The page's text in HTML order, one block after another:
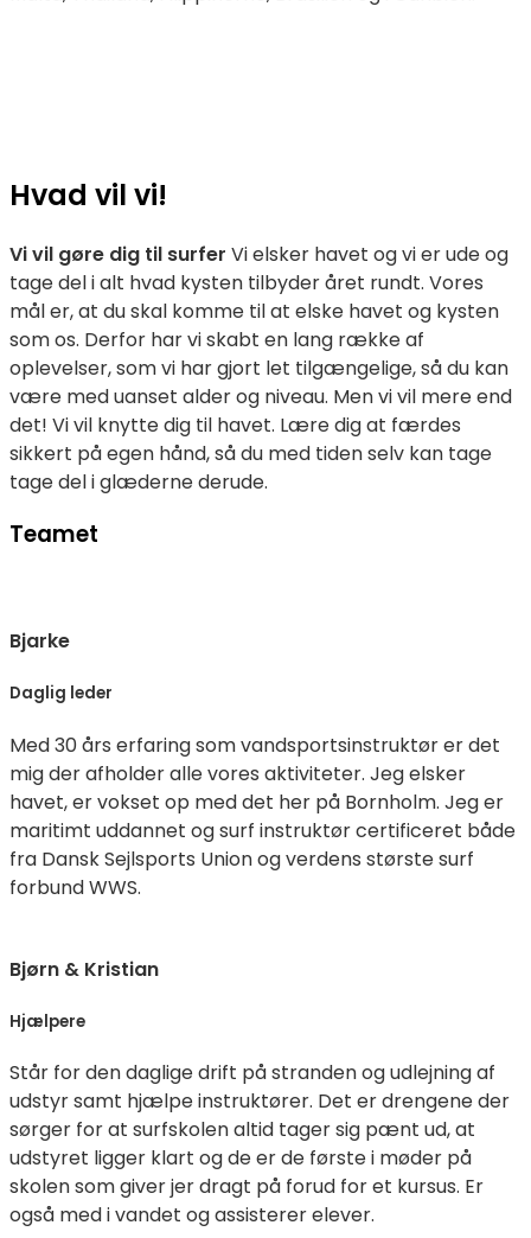
Hvad vil vi!
Vi vil gøre dig til surfer Vi elsker havet og vi er ude og
tage del i alt hvad kysten tilbyder året rundt. Vores
mål er, at du skal komme til at elske havet og kysten
som os. Derfor har vi skabt en lang række af
oplevelser, som vi har gjort let tilgængelige, så du kan
være med uanset alder og niveau. Men vi vil mere end
det! Vi vil knytte dig til havet. Lære dig at færdes
sikkert på egen hånd, så du med tiden selv kan tage
tage del i glæderne derude.
Teamet
Bjarke
Daglig leder
Med 30 års erfaring som vandsportsinstruktør er det
mig der afholder alle vores aktiviteter. Jeg elsker
havet, er vokset op med det her på Bornholm. Jeg er
maritimt uddannet og surf instruktør certificeret både
fra Dansk Sejlsports Union og verdens største surf
forbund WWS.
Bjørn & Kristian
Hjælpere
Står for den daglige drift på stranden og udlejning af
udstyr samt hjælpe instruktører. Det er drengene der
sørger for at surfskolen altid tager sig pænt ud, at
udstyret ligger klart og de er de første i møder på
skolen som giver jer dragt på forud for et kursus. Er
også med i vandet og assisterer elever.